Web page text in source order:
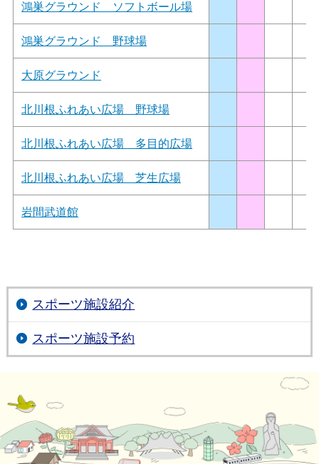
鴻巣グラウンド ソフトボール場
鴻巣グラウンド 野球場
大原グラウンド
北川根ふれあい広場 野球場
北川根ふれあい広場 多目的広場
北川根ふれあい広場 芝生広場
岩間武道館
スポーツ施設紹介
スポーツ施設予約